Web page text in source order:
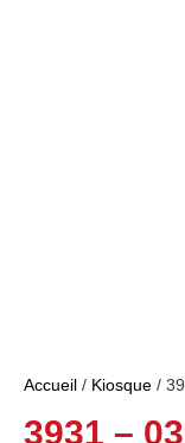
Accueil / Kiosque /
3931 –